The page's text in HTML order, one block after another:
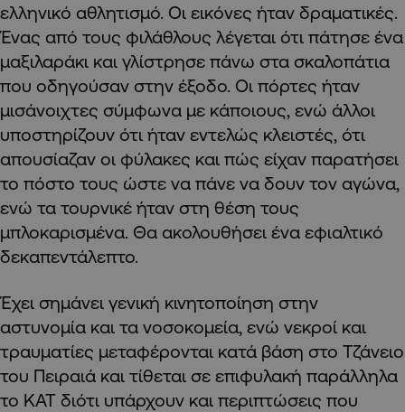
ελληνικό αθλητισμό. Οι εικόνες ήταν δραματικές.
Ένας από τους φιλάθλους λέγεται ότι πάτησε ένα
μαξιλαράκι και γλίστρησε πάνω στα σκαλοπάτια
που οδηγούσαν στην έξοδο. Οι πόρτες ήταν
μισάνοιχτες σύμφωνα με κάποιους, ενώ άλλοι
υποστηρίζουν ότι ήταν εντελώς κλειστές, ότι
απουσίαζαν οι φύλακες και πώς είχαν παρατήσει
το πόστο τους ώστε να πάνε να δουν τον αγώνα,
ενώ τα τουρνικέ ήταν στη θέση τους
μπλοκαρισμένα. Θα ακολουθήσει ένα εφιαλτικό
δεκαπεντάλεπτο.
Έχει σημάνει γενική κινητοποίηση στην
αστυνομία και τα νοσοκομεία, ενώ νεκροί και
τραυματίες μεταφέρονται κατά βάση στο Τζάνειο
του Πειραιά και τίθεται σε επιφυλακή παράλληλα
το ΚΑΤ διότι υπάρχουν και περιπτώσεις που